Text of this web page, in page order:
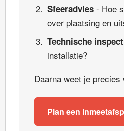
Sfeeradvies - Hoe
over plaatsing en
Technische
installatie?
Daarna weet je
Plan een